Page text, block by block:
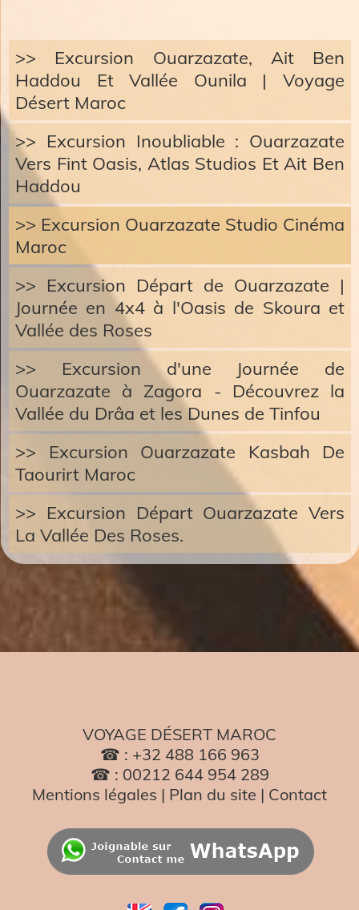
>> Excursion Ouarzazate, Ait Ben
Haddou Et Vallée Ounila | Voyage
Désert Maroc
>> Excursion Inoubliable : Ouarzazate
Vers Fint Oasis, Atlas Studios Et Ait Ben
Haddou
>> Excursion Ouarzazate Studio Cinéma
Maroc
>> Excursion Départ de Ouarzazate |
Journée en 4x4 à l'Oasis de Skoura et
Vallée des Roses
>> Excursion d'une Journée de
Ouarzazate à Zagora - Découvrez la
Vallée du Drâa et les Dunes de Tinfou
>> Excursion Ouarzazate Kasbah De
Taourirt Maroc
>> Excursion Départ Ouarzazate Vers
La Vallée Des Roses.
VOYAGE DÉSERT MAROC
☎ : +32 488 166 963
☎ : 00212 644 954 289
Mentions légales | Plan du site | Contact